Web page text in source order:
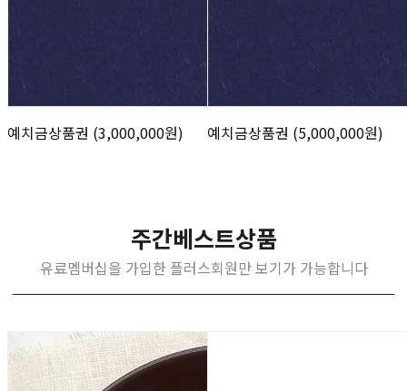
예치금상품권 (3,000,000원) 예치금상품권 (5,000,000원)
주간베스트상품
유료멤버십을 가입한 플러스회원만 보기가 가능합니다